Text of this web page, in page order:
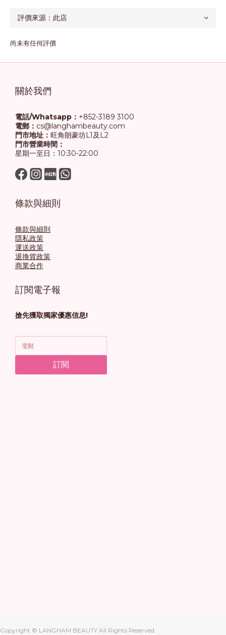
尚未有任何評價
關於我們
電話/Whatsapp： +852-3189 3100
電郵： cs@langhambeauty.com
門市地址： 旺角朗豪坊L1及L2
門市營業時間：
星期一至日：10:30-22:00
條款與細則
條款與細則
隱私政策
運送政策
退換貨政策
商業合作
訂閱電子報
搶先獲取獨家優惠信息!
訂閱
Copyright © LANGHAM BEAUTY All Rights Reserved.